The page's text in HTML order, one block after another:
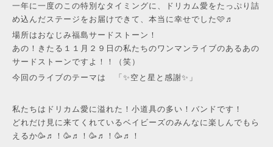
一年に一度のこの特別なタイミングに、ドリカム愛をたっぷり詰
め込んだステージをお届けできて、本当に幸せでした🩷♬
場所はおなじみ福島サードストーン！
あの！きたる１１月２９日の私たちのワンマンライブのあるあの
サードストーンですよ！！（笑）
今回のライブのテーマは 「✨空と星と感謝✨」
私たちはドリカム愛に溢れた！小道具の多い！バンドです！
どれだけ見に来てくれているベイビーズのみんなに楽しんでもら
えるか🥳♬！🥳♬！🥳♬！🥳♬！